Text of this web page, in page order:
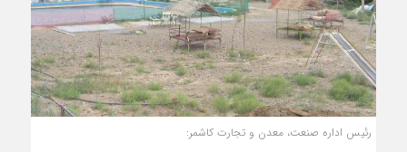
رئیس اداره صنعت، معدن و تجارت کاشمر: